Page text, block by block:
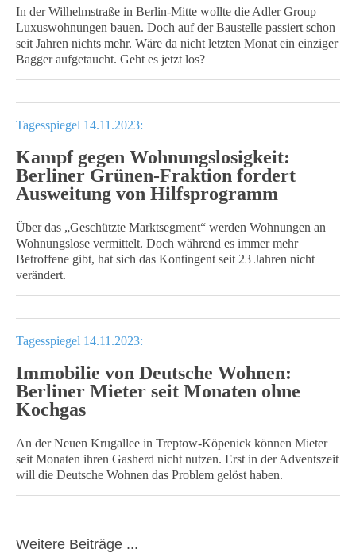
In der Wilhelmstraße in Berlin-Mitte wollte die Adler Group
Luxuswohnungen bauen. Doch auf der Baustelle passiert schon
seit Jahren nichts mehr. Wäre da nicht letzten Monat ein einziger
Bagger aufgetaucht. Geht es jetzt los?
Tagesspiegel 14.11.2023:
Kampf gegen Wohnungslosigkeit:
Berliner Grünen-Fraktion fordert
Ausweitung von Hilfsprogramm
Über das „Geschützte Marktsegment“ werden Wohnungen an
Wohnungslose vermittelt. Doch während es immer mehr
Betroffene gibt, hat sich das Kontingent seit 23 Jahren nicht
verändert.
Tagesspiegel 14.11.2023:
Immobilie von Deutsche Wohnen:
Berliner Mieter seit Monaten ohne
Kochgas
An der Neuen Krugallee in Treptow-Köpenick können Mieter
seit Monaten ihren Gasherd nicht nutzen. Erst in der Adventszeit
will die Deutsche Wohnen das Problem gelöst haben.
Weitere Beiträge ...